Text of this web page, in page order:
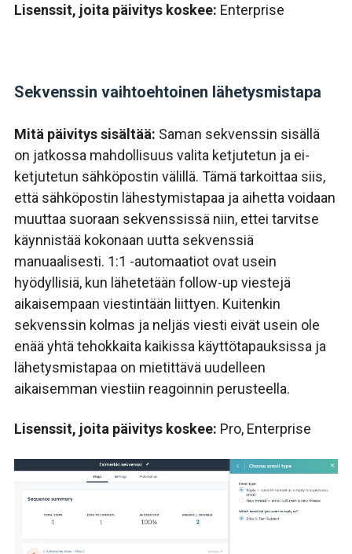
Lisenssit, joita päivitys koskee: Enterprise
Sekvenssin vaihtoehtoinen lähetysmistapa
Mitä päivitys sisältää: Saman sekvenssin sisällä
on jatkossa mahdollisuus valita ketjutetun ja ei-
ketjutetun sähköpostin välillä. Tämä tarkoittaa siis,
että sähköpostin lähestymistapaa ja aihetta voidaan
muuttaa suoraan sekvenssissä niin, ettei tarvitse
käynnistää kokonaan uutta sekvenssiä
manuaalisesti. 1:1 -automaatiot ovat usein
hyödyllisiä, kun lähetetään follow-up viestejä
aikaisempaan viestintään liittyen. Kuitenkin
sekvenssin kolmas ja neljäs viesti eivät usein ole
enää yhtä tehokkaita kaikissa käyttötapauksissa ja
lähetysmistapaa on mietittävä uudelleen
aikaisemman viestiin reagoinnin perusteella.
Lisenssit, joita päivitys koskee: Pro, Enterprise